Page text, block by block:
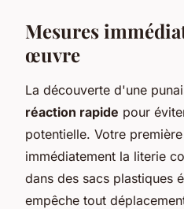
Mesures
œuvre
La découverte d'une
réaction rapide pour
potentielle. Votre
immédiatement la literie
dans des sacs plastiques
empêche tout